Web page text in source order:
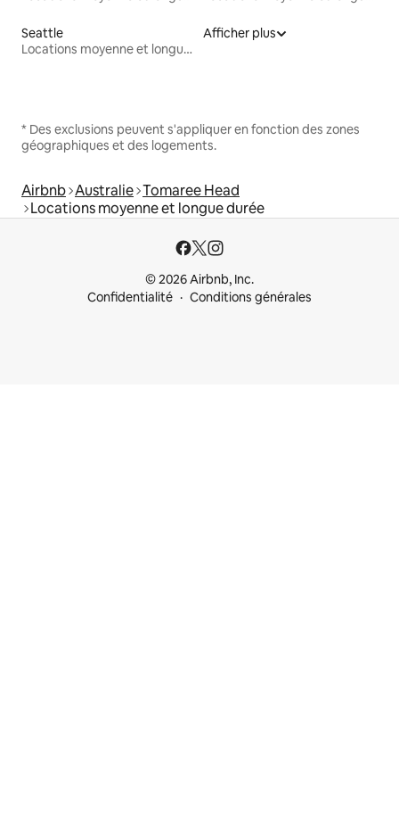
Seattle
Locations moyenne et longue durée
Afficher plus
* Des exclusions peuvent s'appliquer en fonction des zones
géographiques et des logements.
Airbnb Australie Tomaree Head
Locations moyenne et longue durée
© 2026 Airbnb, Inc.
Confidentialité
Conditions générales